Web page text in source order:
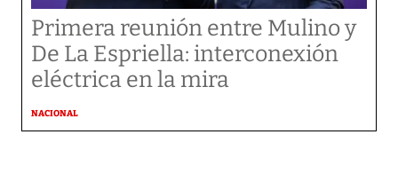
Primera reunión entre Mulino y
De La Espriella: interconexión
eléctrica en la mira
NACIONAL